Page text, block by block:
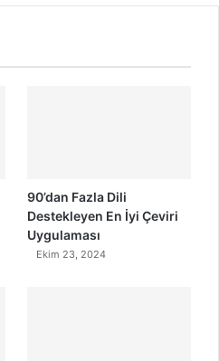
90’dan Fazla Dili
Destekleyen En İyi Çeviri
Uygulaması
Ekim 23, 2024